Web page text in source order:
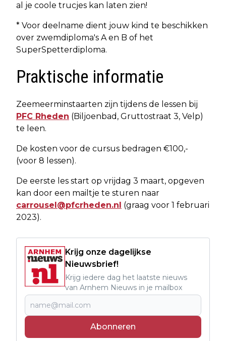
al je coole trucjes kan laten zien!
* Voor deelname dient jouw kind te beschikken
over zwemdiploma's A en B of het
SuperSpetterdiploma.
Praktische informatie
Zeemeerminstaarten zijn tijdens de lessen bij
PFC Rheden (Biljoenbad, Gruttostraat 3, Velp)
te leen.
De kosten voor de cursus bedragen €100,-
(voor 8 lessen).
De eerste les start op vrijdag 3 maart, opgeven
kan door een mailtje te sturen naar
carrousel@pfcrheden.nl (graag voor 1 februari
2023).
Krijg onze dagelijkse
Nieuwsbrief!
Krijg iedere dag het laatste nieuws
van Arnhem Nieuws in je mailbox
Abonneren